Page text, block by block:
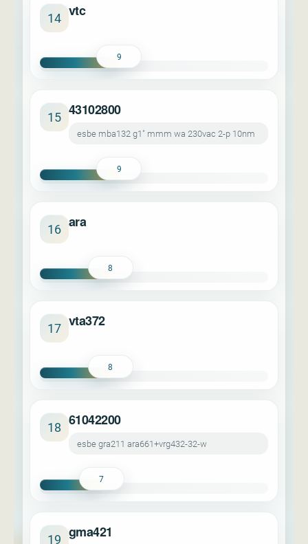
14 vtc
9
15 43102800
esbe mba132 g1" mmm wa 230vac 2-p 10nm
9
16 ara
8
17 vta372
8
18 61042200
esbe gra211 ara661+vrg432-32-w
7
19 gma421